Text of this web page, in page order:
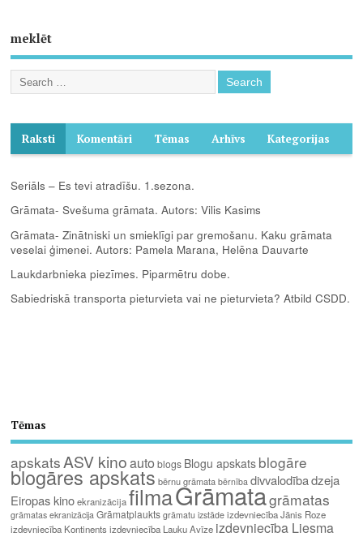
meklēt
Raksti Komentāri Tēmas Arhīvs Kategorijas
Seriāls – Es tevi atradīšu. 1.sezona.
Grāmata- Svešuma grāmata. Autors: Vilis Kasims
Grāmata- Zinātniski un smieklīgi par gremošanu. Kaku grāmata
veselai ģimenei. Autors: Pamela Marana, Helēna Dauvarte
Laukdarbnieka piezīmes. Piparmētru dobe.
Sabiedriskā transporta pieturvieta vai ne pieturvieta? Atbild CSDD.
Tēmas
apskats ASV kinoauto blogs Blogu apskats blogāre
blogāres apskats bērnu grāmata bērnība divvalodībadzeja
Eiropas kino ekranizācija filmaGrāmatagrāmatas
grāmatas ekranizācija Grāmatplaukts grāmatu izstāde izdevniecība Jānis Roze
izdevniecība Kontinents izdevniecība Lauku Avīze izdevniecība Liesma